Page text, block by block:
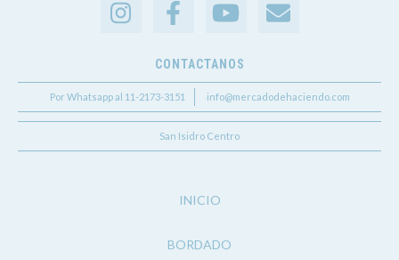
CONTACTANOS
Por Whatsapp al 11-2173-3151 info@mercadodehaciendo.com
San Isidro Centro
INICIO
BORDADO